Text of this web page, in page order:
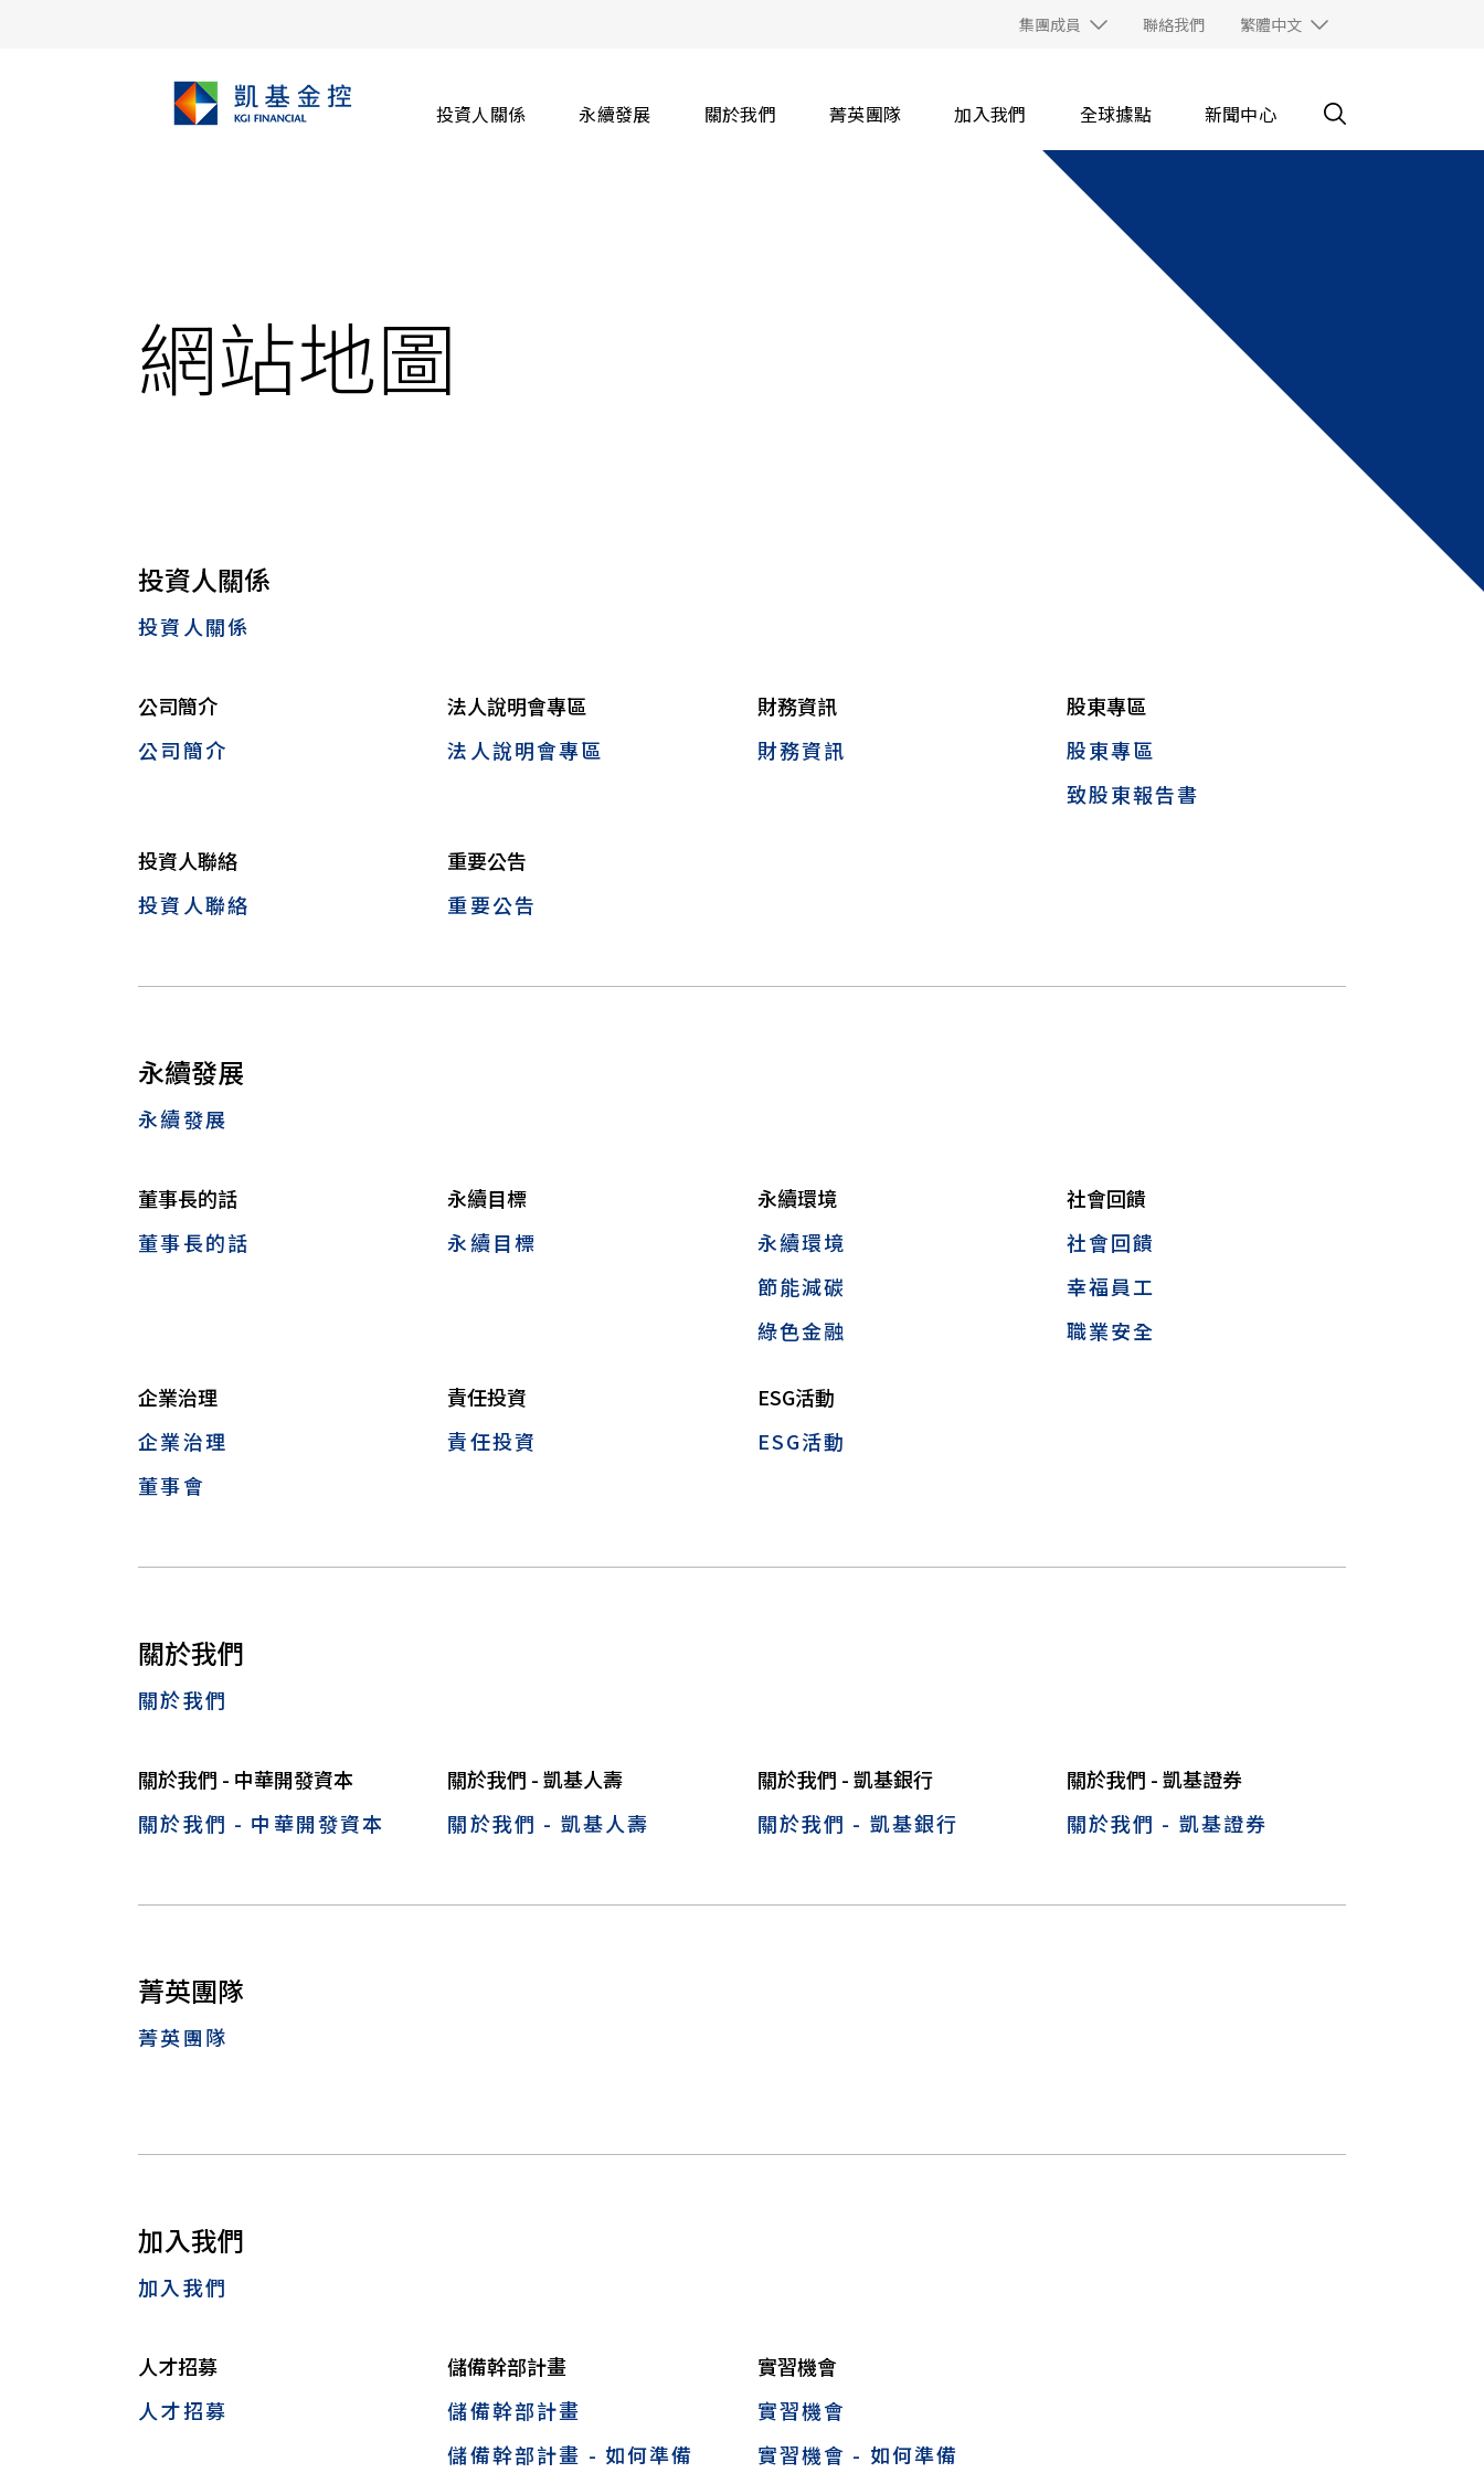
集團成員 聯絡我們 繁體中文
投資人關係 永續發展 關於我們 菁英團隊 加入我們 全球據點 新聞中心
網站地圖
投資人關係
投資人關係
公司簡介
公司簡介
法人說明會專區
法人說明會專區
財務資訊
財務資訊
股東專區
股東專區
致股東報告書
投資人聯絡
投資人聯絡
重要公告
重要公告
永續發展
永續發展
董事長的話
董事長的話
永續目標
永續目標
永續環境
永續環境
節能減碳
綠色金融
社會回饋
社會回饋
幸福員工
職業安全
企業治理
企業治理
董事會
責任投資
責任投資
ESG活動
ESG活動
關於我們
關於我們
關於我們 - 中華開發資本
關於我們 - 中華開發資本
關於我們 - 凱基人壽
關於我們 - 凱基人壽
關於我們 - 凱基銀行
關於我們 - 凱基銀行
關於我們 - 凱基證券
關於我們 - 凱基證券
菁英團隊
菁英團隊
加入我們
加入我們
人才招募
人才招募
儲備幹部計畫
儲備幹部計畫
儲備幹部計畫 - 如何準備
實習機會
實習機會
實習機會 - 如何準備